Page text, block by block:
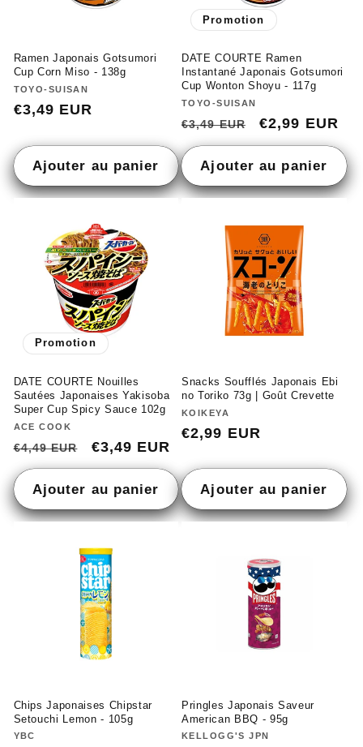
Ramen Japonais Gotsumori
Cup Corn Miso - 138g
Fournisseur :
TOYO-SUISAN
Prix
€3,49 EUR
Ajouter au panier
Promotion
DATE COURTE Ramen
Instantané Japonais Gotsumori
Cup Wonton Shoyu - 117g
Fournisseur :
TOYO-SUISAN
Prix
habituel
€3,49 EUR
Prix
promotionnel
€2,99 EUR
Ajouter au panier
Promotion
DATE COURTE Nouilles
Sautées Japonaises Yakisoba
Super Cup Spicy Sauce 102g
Fournisseur :
ACE COOK
Prix
habituel
€4,49 EUR
Prix
promotionnel
€3,49 EUR
Ajouter au panier
Snacks Soufflés Japonais Ebi
no Toriko 73g | Goût Crevette
Fournisseur :
KOIKEYA
Prix
€2,99 EUR
Ajouter au panier
Chips Japonaises Chipstar
Setouchi Lemon - 105g
Fournisseur :
YBC
Pringles Japonais Saveur
American BBQ - 95g
Fournisseur :
KELLOGG'S JPN